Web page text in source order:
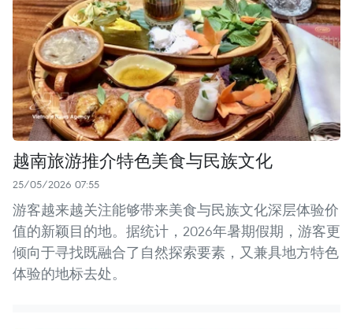
越南旅游推介特色美食与民族文化
25/05/2026 07:55
游客越来越关注能够带来美食与民族文化深层体验价
值的新颖目的地。据统计，2026年暑期假期，游客更
倾向于寻找既融合了自然探索要素，又兼具地方特色
体验的地标去处。